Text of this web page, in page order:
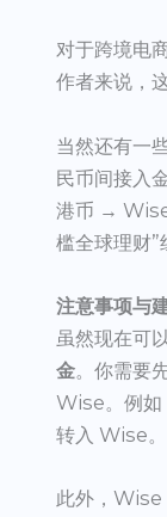
对于跨境电
作者来说，
当然还有一
民币间接入
港币 →
槛全球理财”
注意事项与
虽然现在可
金。你需要
Wise。例如
转入 Wise。
此外，Wise